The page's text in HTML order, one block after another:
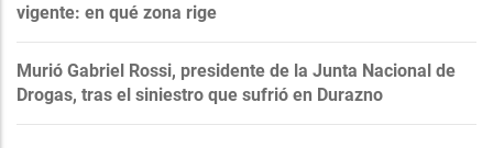
vigente: en qué zona rige
Murió Gabriel Rossi, presidente de la Junta Nacional de
Drogas, tras el siniestro que sufrió en Durazno